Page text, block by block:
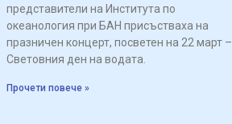
представители на Института по
океанология при БАН присъстваха на
празничен концерт, посветен на 22 март –
Световния ден на водата.
Прочети повече »